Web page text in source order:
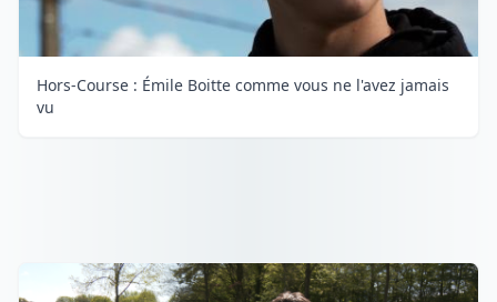
Hors-Course : Émile Boitte comme vous ne l'avez jamais
vu